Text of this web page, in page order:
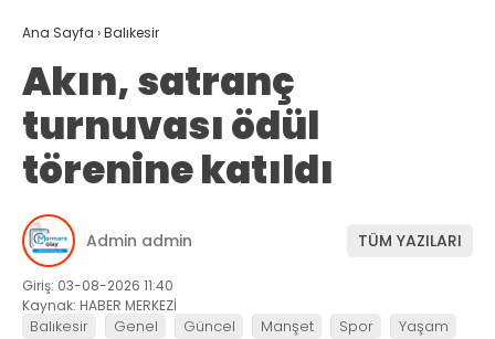
Ana Sayfa ›Balıkesir
Akın, satranç
turnuvası ödül
törenine katıldı
Admin admin TÜM YAZILARI
Giriş: 03-08-2026 11:40
Kaynak: HABER MERKEZİ
Balıkesir Genel Güncel Manşet Spor Yaşam